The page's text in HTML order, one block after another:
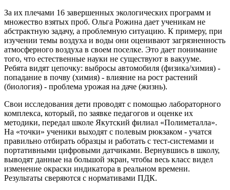
За их плечами 16 завершенных экологических программ и
множество взятых проб. Ольга Рожина дает ученикам не
абстрактную задачу, а проблемную ситуацию. К примеру, при
изучении темы воздуха и воды они оценивают загрязненность
атмосферного воздуха в своем поселке. Это дает понимание
того, что естественные науки не существуют в вакууме.
Ребята видят цепочку: выбросы автомобиля (физика/химия) -
попадание в почву (химия) - влияние на рост растений
(биология) - проблема урожая на даче (жизнь).
Свои исследования дети проводят с помощью лабораторного
комплекса, который, по заявке педагогов и оценке их
методики, передал школе Якутский филиал «Полиметалла».
На «точки» ученики выходят с полевым рюкзаком - учатся
правильно отбирать образцы и работать с тест-системами и
портативными цифровыми датчиками. Вернувшись в школу,
выводят данные на большой экран, чтобы весь класс видел
изменение окраски индикатора в реальном времени.
Результаты сверяются с нормативами ПДК.